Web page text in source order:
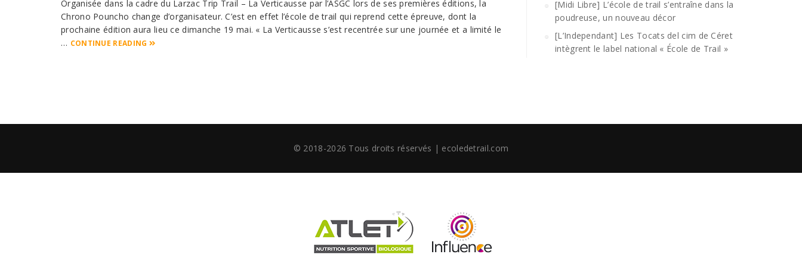
Organisée dans la cadre du Larzac Trip Trail – La Verticausse par l’ASGC lors de ses premières éditions, la
Chrono Pouncho change d’organisateur. C’est en effet l’école de trail qui reprend cette épreuve, dont la
prochaine édition aura lieu ce dimanche 19 mai. « La Verticausse s’est recentrée sur une journée et a limité le
… CONTINUE READING
[Midi Libre] L’école de trail s’entraîne dans la
poudreuse, un nouveau décor
[L’Independant] Les Tocats del cim de Céret
intègrent le label national « École de Trail »
© 2018-2026 Tous droits réservés | ecoledetrail.com